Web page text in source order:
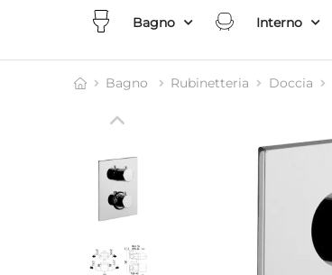
Bagno Interno
Bagno Rubinetteria Doccia